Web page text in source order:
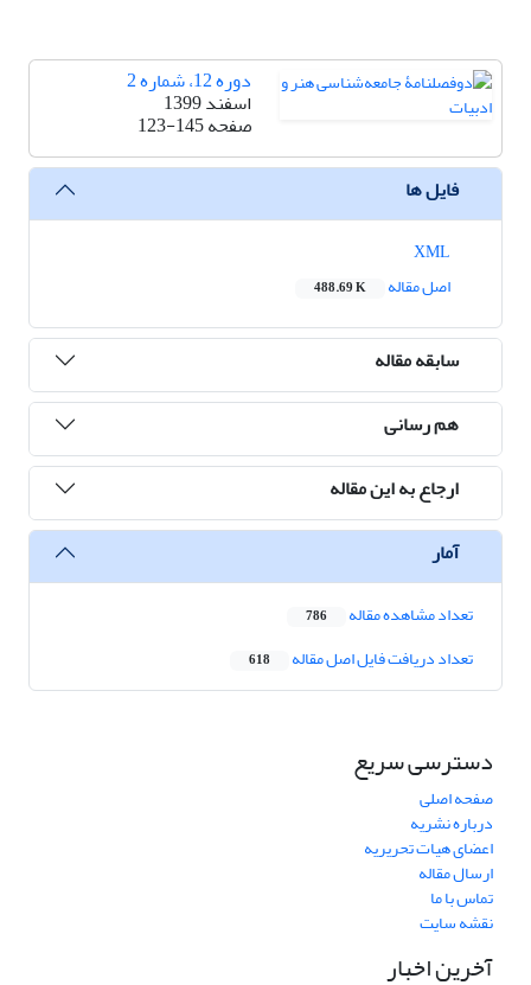
دوره 12، شماره 2
اسفند 1399
صفحه123-145
فایل ها
اصل مقاله
488.69 K
سابقه مقاله
هم رسانی
ارجاع به این مقاله
آمار
تعداد مشاهده مقاله 786
تعداد دریافت فایل اصل مقاله 618
دسترسی سریع
صفحه اصلی
درباره نشریه
اعضای هیات تحریریه
ارسال مقاله
تماس با ما
نقشه سایت
آخرین اخبار